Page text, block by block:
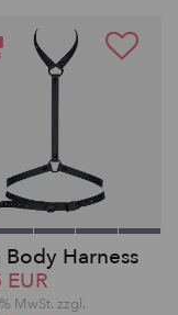
Harness
MwSt. zzgl.